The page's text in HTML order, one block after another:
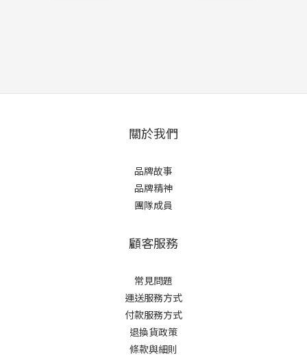
關於我們
品牌故事
品牌精神
團隊成員
顧客服務
常見問題
運送服務方式
付款服務方式
退換貨政策
條款與細則